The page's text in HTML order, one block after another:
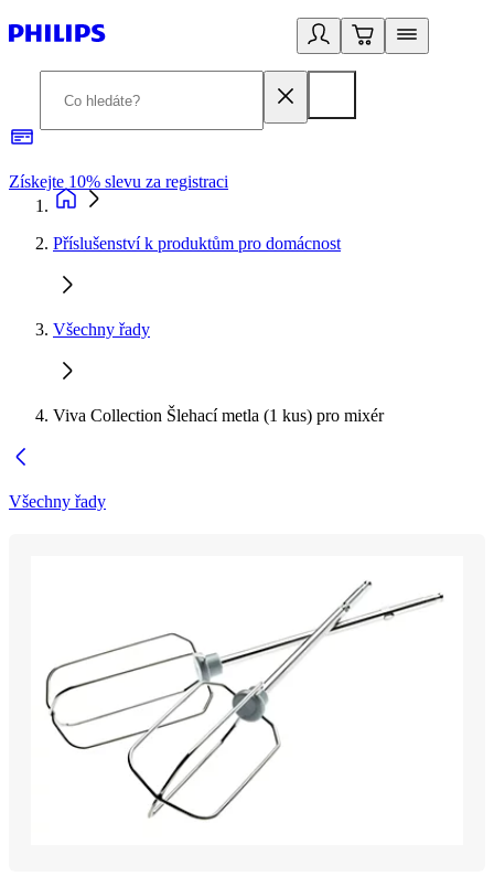
Získejte 10% slevu za registraci
Příslušenství k produktům pro domácnost
Všechny řady
Viva Collection Šlehací metla (1 kus) pro mixér
Všechny řady